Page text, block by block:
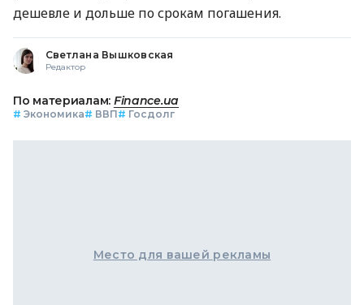
дешевле и дольше по срокам погашения.
Светлана Вышковская
Редактор
По материалам: Finance.ua
# Экономика# ВВП# Госдолг
Место для вашей рекламы